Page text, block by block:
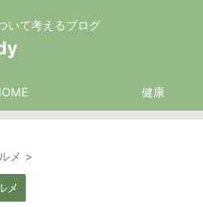
いて考えるブログ
健康
メ >
メ